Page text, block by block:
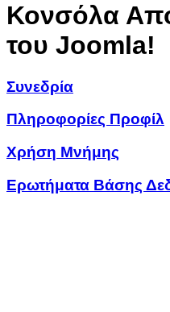
Κονσόλα
του Joomla!
Συνεδρία
Πληροφορίες Προφίλ
Χρήση Μνήμης
Ερωτήματα Βάσης